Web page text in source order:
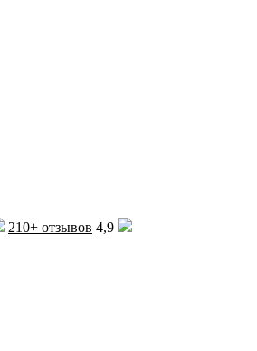
210+ отзывов 4,9